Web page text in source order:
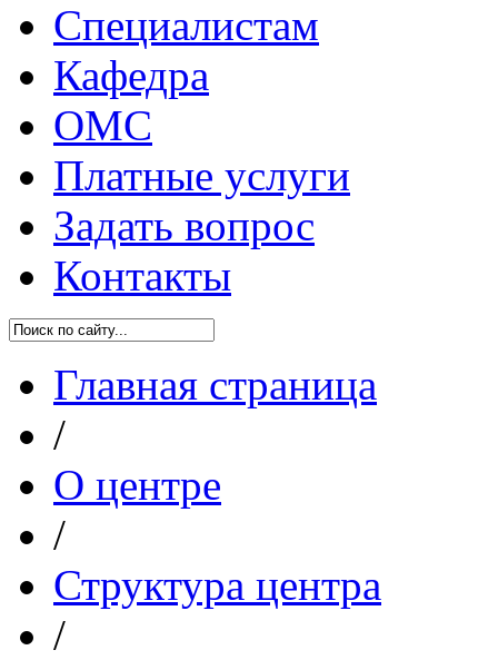
Специалистам
Кафедра
ОМС
Платные услуги
Задать вопрос
Контакты
Главная страница
/
О центре
/
Структура центра
/